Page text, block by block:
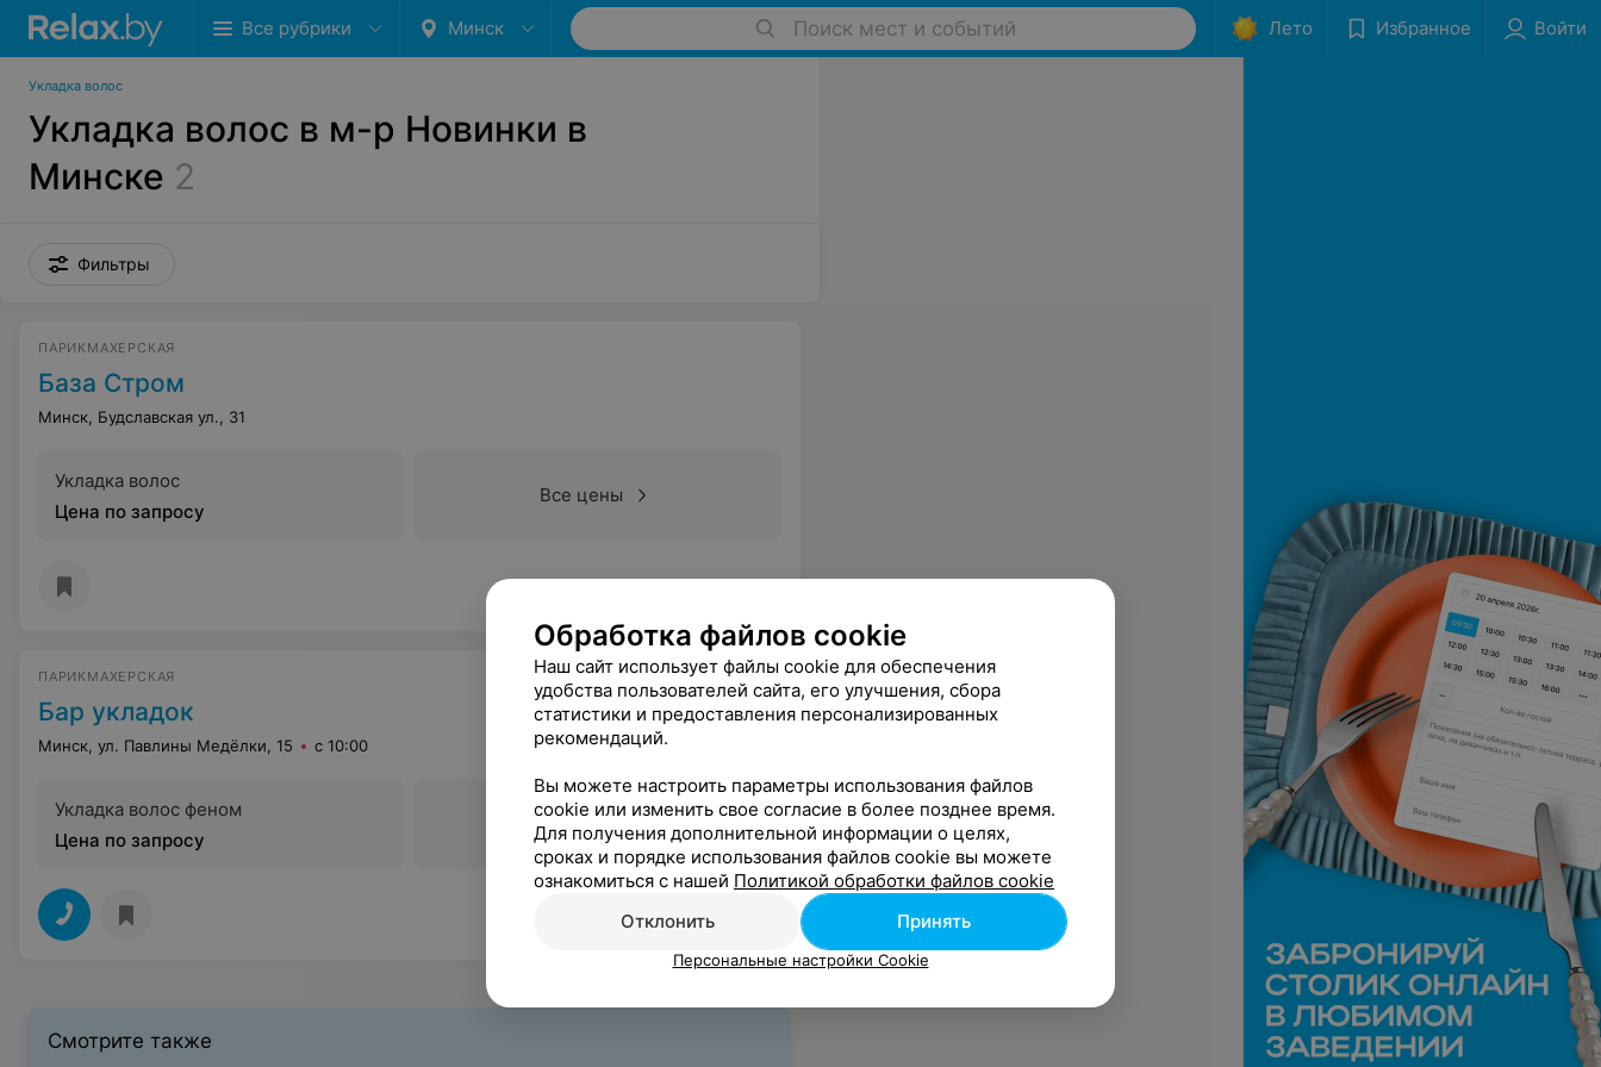
Все рубрики Минск Поиск мест и событий Лето Избранное Войти
Укладка волос
Укладка волос в м-р Новинки в
Минске 2
Фильтры
ПАРИКМАХЕРСКАЯ
База Стром
Минск, Будславская ул., 31
Укладка волос
Цена по запросу
Все цены
ПАРИКМАХЕРСКАЯ
Бар укладок
Минск, ул. Павлины Медёлки, 15 с 10:00
Укладка волос феном
Цена по запросу
Все цены
Смотрите также
Обработка файлов cookie
Наш сайт использует файлы cookie для обеспечения
удобства пользователей сайта, его улучшения, сбора
статистики и предоставления персонализированных
рекомендаций.
Вы можете настроить параметры использования файлов
cookie или изменить свое согласие в более позднее время.
Для получения дополнительной информации о целях,
сроках и порядке использования файлов cookie вы можете
ознакомиться с нашей Политикой обработки файлов cookie
Отклонить
Принять
Персональные настройки Cookie